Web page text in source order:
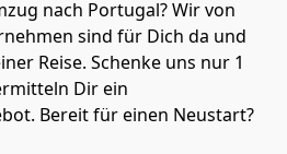
nach Portugal? Wir von
sind für Dich da und
Reise. Schenke uns nur 1
Dir ein
Bereit für einen Neustart?